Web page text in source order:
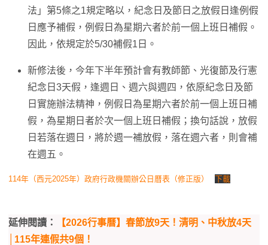
法」第5條之1規定略以，紀念日及節日之放假日逢例假
日應予補假，例假日為星期六者於前一個上班日補假。
因此，依規定於5/30補假1日。
新修法後，今年下半年預計會有教師節、光復節及行憲
紀念日3天假，逢週日、週六與週四，依原紀念日及節
日實施辦法精神，例假日為星期六者於前一個上班日補
假，為星期日者於次一個上班日補假；換句話說，放假
日若落在週日，將於週一補放假，落在週六者，則會補
在週五。
114年（西元2025年）政府行政機關辦公日曆表（修正版） 下載
延伸閱讀：
【2026行事曆】春節放9天！清明、中秋放4天
│115年連假共9個！